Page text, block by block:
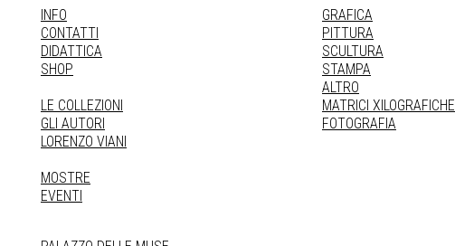
INFO
CONTATTI
DIDATTICA
SHOP
LE COLLEZIONI
GLI AUTORI
LORENZO VIANI
MOSTRE
EVENTI
GRAFICA
PITTURA
SCULTURA
STAMPA
ALTRO
MATRICI XILOGRAFICHE
FOTOGRAFIA